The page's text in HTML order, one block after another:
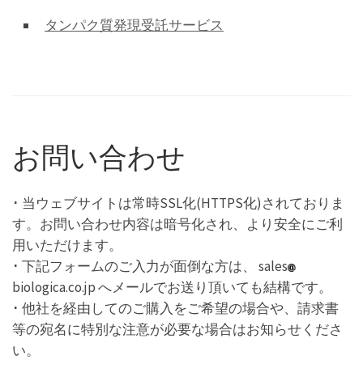
タンパク質発現受託サービス
お問い合わせ
･ 当ウェブサイトは常時SSL化(HTTPS化)されておりま
す。お問い合わせ内容は暗号化され、より安全にご利
用いただけます。
･ 下記フォームのご入力が面倒な方は、 sales
biologica.co.jp へメールでお送り頂いても結構です。
･ 他社を経由してのご購入をご希望の場合や、請求書
等の宛名に特別な注意が必要な場合はお知らせくださ
い。